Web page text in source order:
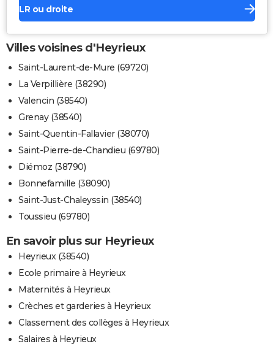
LR ou droite
Villes voisines d'Heyrieux
Saint-Laurent-de-Mure (69720)
La Verpillière (38290)
Valencin (38540)
Grenay (38540)
Saint-Quentin-Fallavier (38070)
Saint-Pierre-de-Chandieu (69780)
Diémoz (38790)
Bonnefamille (38090)
Saint-Just-Chaleyssin (38540)
Toussieu (69780)
En savoir plus sur Heyrieux
Heyrieux (38540)
Ecole primaire à Heyrieux
Maternités à Heyrieux
Crèches et garderies à Heyrieux
Classement des collèges à Heyrieux
Salaires à Heyrieux